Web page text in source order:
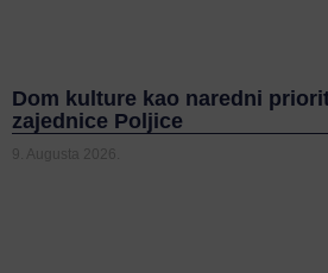
Dom kulture kao naredni
zajednice Poljice
9. Augusta 2026.